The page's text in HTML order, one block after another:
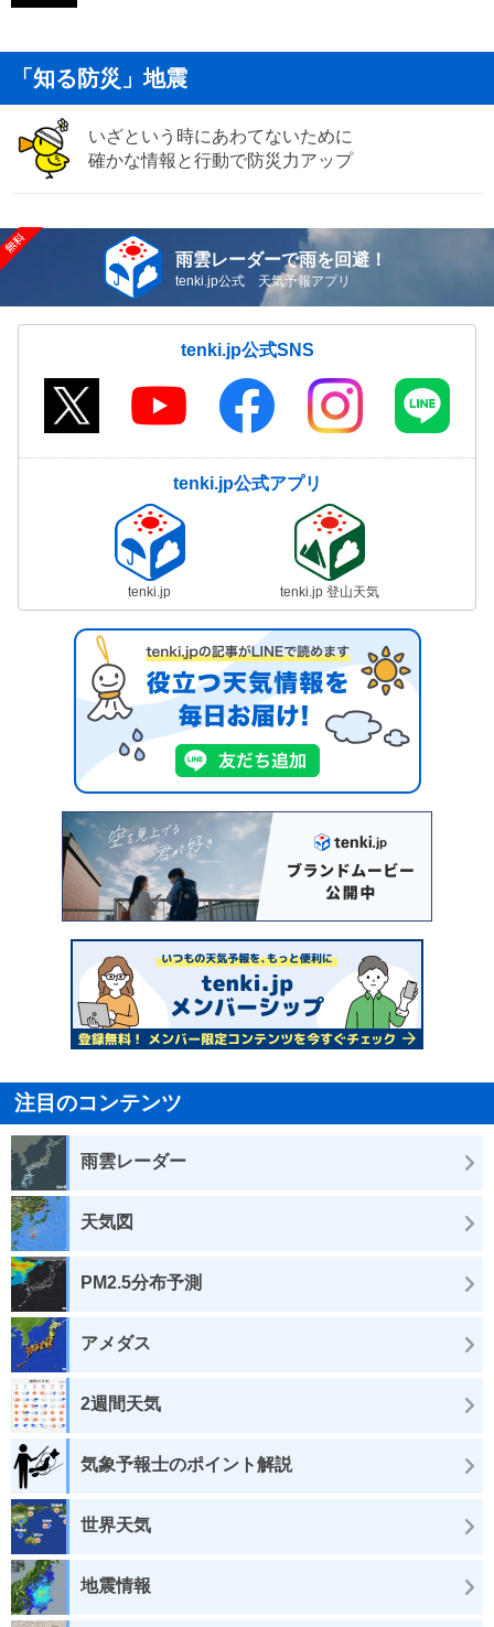
「知る防災」地震
いざという時にあわてないために
確かな情報と行動で防災力アップ
雨雲レーダーで雨を回避！
tenki.jp公式 天気予報アプリ
tenki.jp公式SNS
tenki.jp公式アプリ
tenki.jp tenki.jp 登山天気
注目のコンテンツ
雨雲レーダー
天気図
PM2.5分布予測
アメダス
2週間天気
気象予報士のポイント解説
世界天気
地震情報